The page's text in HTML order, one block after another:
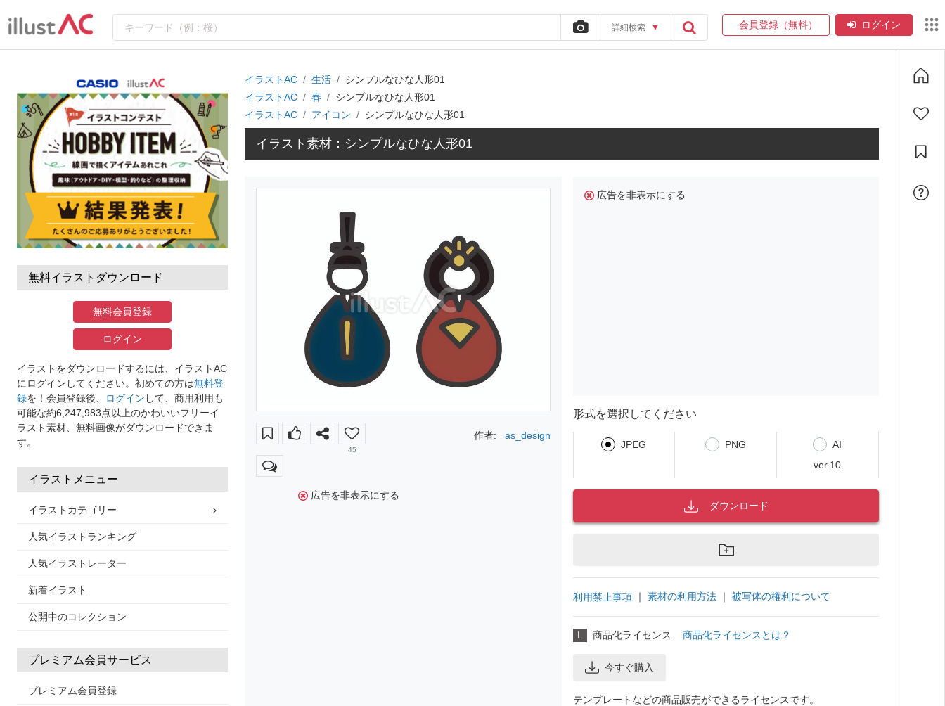
詳細検索 ▼ 会員登録（無料） ログイン
無料イラストダウンロード
無料会員登録
ログイン
イラストをダウンロードするには、イラストAC
にログインしてください。初めての方は無料登
録を！会員登録後、 ログイン して、商用利用も
可能な約6,247,983点以上のかわいいフリーイ
ラスト素材、無料画像がダウンロードできま
す。
イラストメニュー
イラストカテゴリー
人気イラストランキング
人気イラストレーター
新着イラスト
公開中のコレクション
プレミアム会員サービス
プレミアム会員登録
イラストAC 生活
シンプルなひな人形01
イラストAC
春
シンプルなひな人形01
イラストAC
アイコン シンプルなひな人形01
イラスト素材：シンプルなひな人形01
45
作者: as_design
広告を非表示にする
広告を非表示にする
形式を選択してください
JPEG PNG
AI
ver.10
ダウンロード
利用禁止事項 ｜ 素材の利用方法 ｜ 被写体の権利について
L 商品化ライセンス 商品化ライセンスとは？
今すぐ購入
テンプレートなどの商品販売ができるライセンスです。